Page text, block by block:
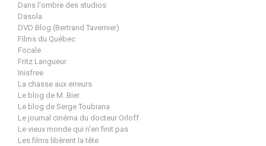
Dans l'ombre des studios
Dasola
DVD Blog (Bertrand Tavernier)
Films du Québec
Focale
Fritz Langueur
Inisfree
La chasse aux erreurs
Le blog de M. Bier
Le blog de Serge Toubiana
Le journal cinéma du docteur Orloff
Le vieux monde qui n'en finit pas
Les films libèrent la tête